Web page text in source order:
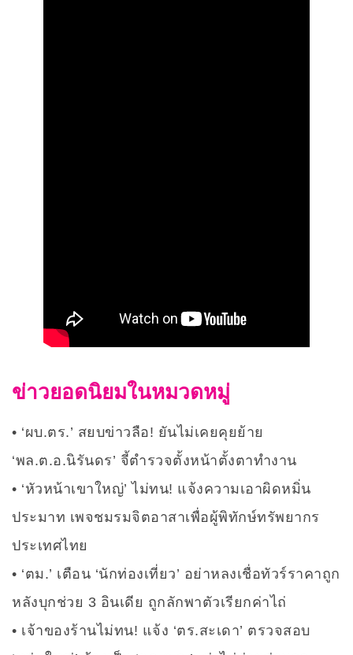
ข่าวยอดนิยมในหมวดหมู่
‘ผบ.ตร.’ สยบข่าวลือ! ยันไม่เคยคุยย้าย
‘พล.ต.อ.นิรันดร’ จี้ตำรวจตั้งหน้าตั้งตาทำงาน
‘หัวหน้าเขาใหญ่’ ไม่ทน! แจ้งความเอาผิดหมิ่น
ประมาท เพจชมรมจิตอาสาเพื่อผู้พิทักษ์ทรัพยากร
ประเทศไทย
‘ตม.’ เตือน ‘นักท่องเที่ยว’ อย่าหลงเชื่อทัวร์ราคาถูก
หลังบุกช่วย 3 อินเดีย ถูกลักพาตัวเรียกค่าไถ่
เจ้าของร้านไม่ทน! แจ้ง ‘ตร.สะเดา’ ตรวจสอบ